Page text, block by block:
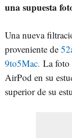
una supuesta
Una nueva
proveniente de
9to5Mac. La foto
AirPod en su
superior de su